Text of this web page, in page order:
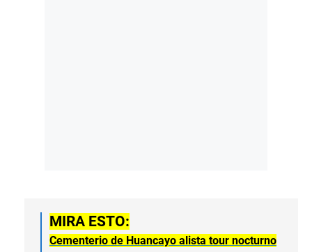
MIRA ESTO:
Cementerio de Huancayo alista tour nocturno